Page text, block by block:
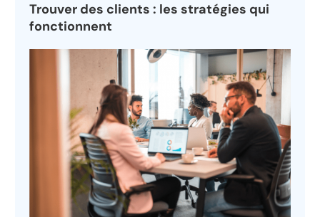
Trouver des clients : les stratégies qui
fonctionnent